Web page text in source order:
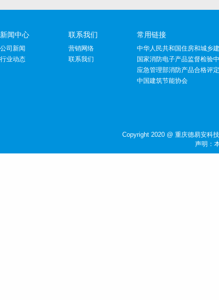
新闻中心
公司新闻
行业动态
联系我们
营销网络
联系我们
常用链接
中华人民共和国住房和城乡
国家消防电子产品监督检验
应急管理部消防产品合格评
中国建筑节能协会
Copyright 2020 @ 重庆德易安科
声明：